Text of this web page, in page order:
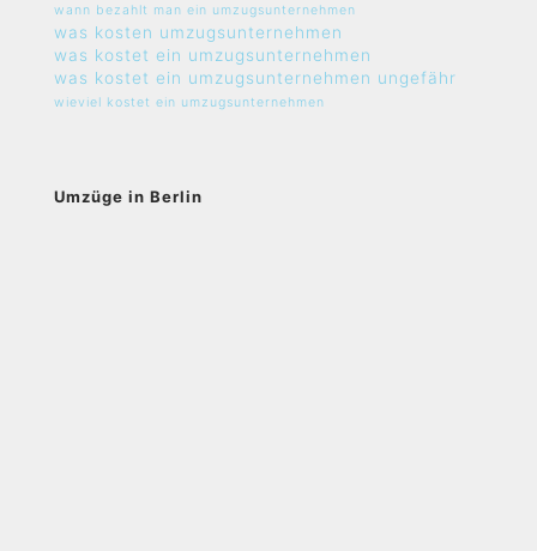
wann bezahlt man ein umzugsunternehmen
was kosten umzugsunternehmen
was kostet ein umzugsunternehmen
was kostet ein umzugsunternehmen ungefähr
wieviel kostet ein umzugsunternehmen
Umzüge in Berlin